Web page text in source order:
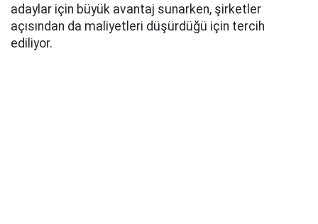
adaylar için büyük avantaj sunarken, şirketler
açısından da maliyetleri düşürdüğü için tercih
ediliyor.